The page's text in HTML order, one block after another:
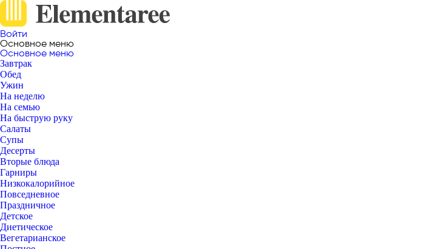
Войти
Основное меню
Основное меню
Завтрак
Обед
Ужин
На неделю
На семью
На быструю руку
Салаты
Супы
Десерты
Вторые блюда
Гарниры
Низкокалорийное
Повседневное
Праздничное
Детское
Диетическое
Вегетарианское